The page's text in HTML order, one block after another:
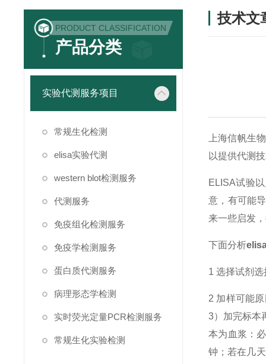
PRODUCT CLASSIFICATION
产品分类
实验代测服务项目
常规生化检测
elisa实验代测
western blot检测服务
代测服务
免疫组化检测服务
免疫学检测服务
蛋白质代测服务
病理形态学检测
实时荧光定量PCR检测服务
常规生化实验检测
技术文
上海信帆生
以提供代测
ELISA试验
意，有可能
来一些启发
下面分析
1 选择试剂
2 加样可能
3）加完标本
本为血浆：
钟；若在几